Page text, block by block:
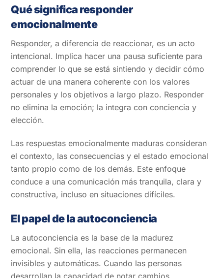
Qué significa responder
emocionalmente
Responder, a diferencia de reaccionar, es un acto
intencional. Implica hacer una pausa suficiente para
comprender lo que se está sintiendo y decidir cómo
actuar de una manera coherente con los valores
personales y los objetivos a largo plazo. Responder
no elimina la emoción; la integra con conciencia y
elección.
Las respuestas emocionalmente maduras consideran
el contexto, las consecuencias y el estado emocional
tanto propio como de los demás. Este enfoque
conduce a una comunicación más tranquila, clara y
constructiva, incluso en situaciones difíciles.
El papel de la autoconciencia
La autoconciencia es la base de la madurez
emocional. Sin ella, las reacciones permanecen
invisibles y automáticas. Cuando las personas
desarrollan la capacidad de notar cambios